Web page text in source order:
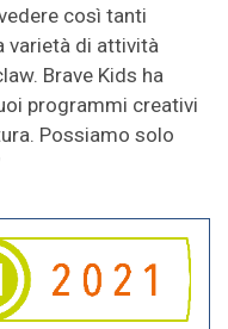
così tanti
varietà di attività
Brave Kids ha
programmi creativi
Possiamo solo